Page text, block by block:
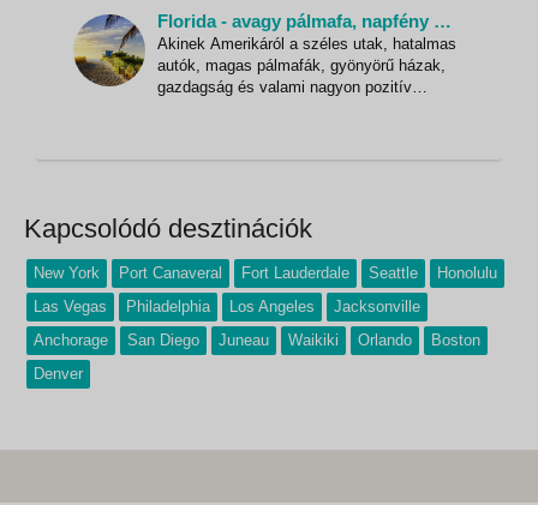
extra szolgáltatást kap ajándékba!
Tekintse meg a hajótársaság tavaszi
ázsiai hajóútjait is - most az akciós árak
mellé 1 ajándék szolgált
Florida - avagy pálmafa, napfény minden mennyiségben
Akinek Amerikáról a széles utak, hatalmas
autók, magas pálmafák, gyönyörű házak,
gazdagság és valami nagyon pozitív
Kapcsolódó desztinációk
New York Port Canaveral Fort Lauderdale Seattle
Honolulu
Las Vegas
Philadelphia Los Angeles
Jacksonville
Anchorage
San Diego Juneau Waikiki Orlando
Boston
Denver